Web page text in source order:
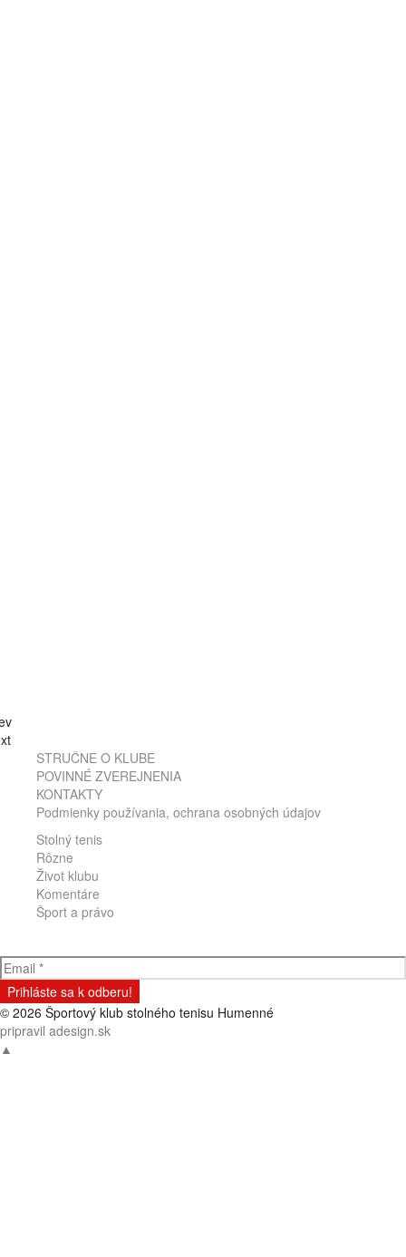
STRUČNE O KLUBE
POVINNÉ ZVEREJNENIA
KONTAKTY
Podmienky používania, ochrana osobných údajov
Stolný tenis
Rôzne
Život klubu
Komentáre
Šport a právo
© 2026 Športový klub stolného tenisu Humenné
pripravil adesign.sk
▲